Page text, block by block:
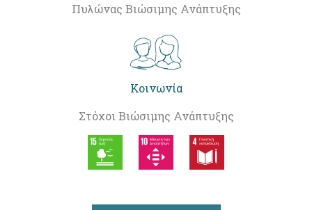
Πυλώνας Βιώσιμης Ανάπτυξης
Κοινωνία
Στόχοι Βιώσιμης Ανάπτυξης